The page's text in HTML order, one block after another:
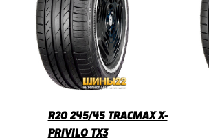
R20 245/45 TRACMAX X-
PRIVILO TX3